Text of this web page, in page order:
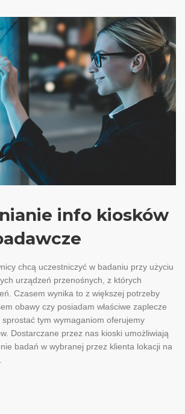
info kiosków
chcą uczestniczyć w badaniu przy użyciu
urządzeń przenośnych, z których
Czasem wynika to z większej potrzeby
obawy czy posiadam właściwe zaplecze
tym wymaganiom oferujemy
Dostarczane przez nas kioski umożliwiają
badań w wybranej przez klienta lokacji na